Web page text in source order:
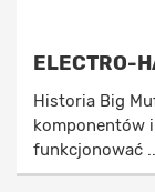
ELECTRO-
Historia Big
komponentów
funkcjonować